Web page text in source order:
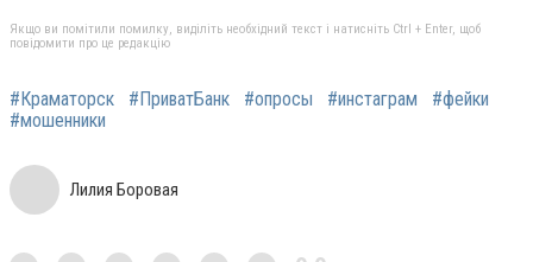
Якщо ви помітили помилку, виділіть необхідний текст і натисніть Ctrl + Enter, щоб
повідомити про це редакцію
#Краматорск #ПриватБанк #опросы #инстаграм
#фейки
#мошенники
Лилия Боровая